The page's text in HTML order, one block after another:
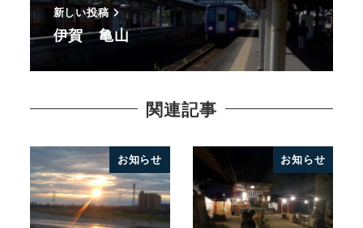
新しい投稿
伊賀 亀山
関連記事
お知らせ お知らせ